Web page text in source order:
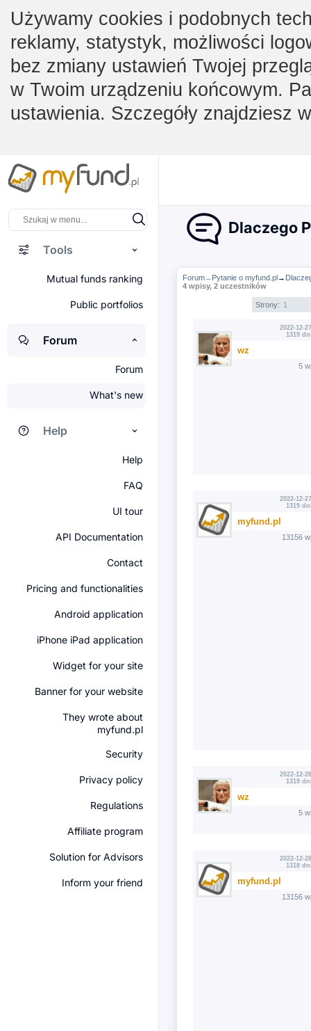
Używamy cookies i podobnych
reklamy, statystyk, możliwości
bez zmiany ustawień Twojej
w Twoim urządzeniu końcowym.
ustawienia. Szczegóły znajdziesz
Tools
Mutual funds ranking
Public portfolios
Forum
Forum
What's new
Help
Help
FAQ
UI tour
API Documentation
Contact
Pricing and functionalities
Android application
iPhone iPad application
Widget for your site
Banner for your website
They wrote about
myfund.pl
Security
Privacy policy
Regulations
Affiliate program
Solution for Advisors
Inform your friend
Dlaczego
Forum→ Pytanie o myfund.pl→
4 wpisy, 2 uczestników
Strony: 1
2022-12-
1319
wz
5
2022-12-
1319
myfund.pl
13156
2022-12-
1319
wz
5
2022-12-
1318
myfund.pl
13156